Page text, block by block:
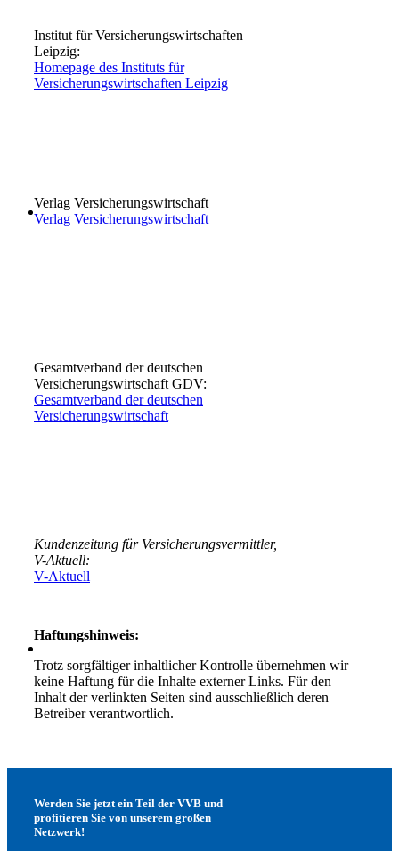
Institut für Versicherungswirtschaften
Leipzig:
Homepage des Instituts für
Versicherungswirtschaften Leipzig
Verlag Versicherungswirtschaft
Verlag Versicherungswirtschaft
Gesamtverband der deutschen
Versicherungswirtschaft GDV:
Gesamtverband der deutschen
Versicherungswirtschaft
Kundenzeitung für Versicherungsvermittler,
V-Aktuell:
V-Aktuell
Haftungshinweis:
Trotz sorgfältiger inhaltlicher Kontrolle übernehmen wir
keine Haftung für die Inhalte externer Links. Für den
Inhalt der verlinkten Seiten sind ausschließlich deren
Betreiber verantwortlich.
Werden Sie jetzt ein Teil der VVB und
profitieren Sie von unserem großen
Netzwerk!